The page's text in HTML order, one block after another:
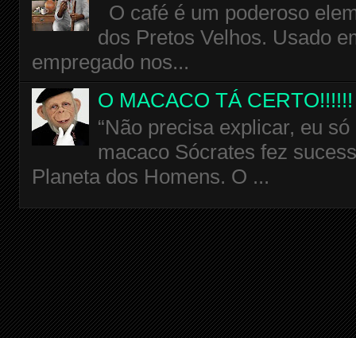
O café é um poderoso
dos Pretos Velhos. Usado
empregado nos...
O MACACO TÁ CERTO!!!!!!
“Não precisa explicar, eu
macaco Sócrates fez
Planeta dos Homens. O ...